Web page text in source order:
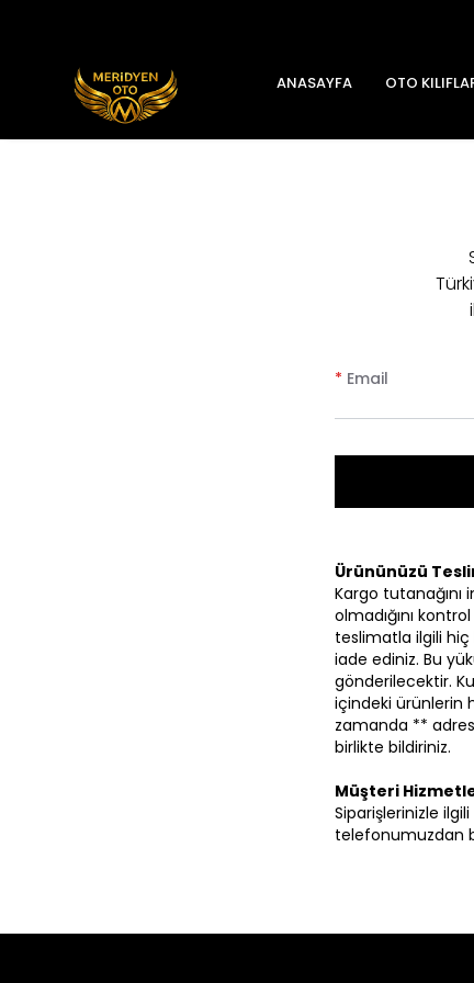
ANASAYFA OTO
* Email
Ürününüzü
Kargo
olmadığını
teslimatla ilgili
iade ediniz. Bu
gönderilecektir.
içindeki ürünlerin
zamanda **
birlikte bildiriniz.
Müşteri
Siparişlerinizle
telefonumuzdan